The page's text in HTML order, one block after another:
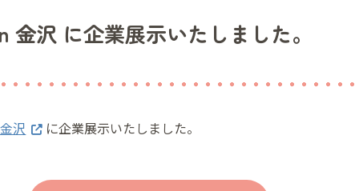
沢 に企業展示いたしました。
沢 に企業展示いたしました。